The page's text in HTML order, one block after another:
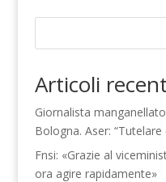
Articoli
Giornalista
Bologna. Aser:
Fnsi: «Grazie al
ora agire rapidamente»